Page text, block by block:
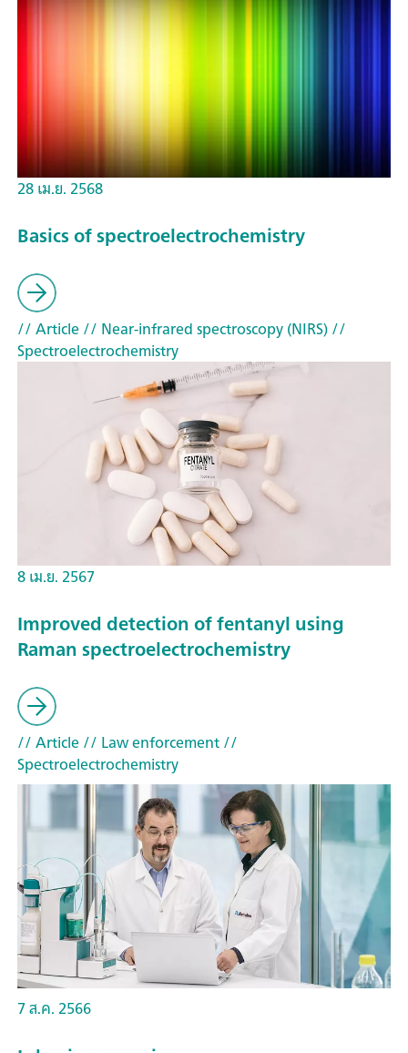
28 เม.ย. 2568
Basics of spectroelectrochemistry
// Article// Near-infrared spectroscopy (NIRS)//
Spectroelectrochemistry
8 เม.ย. 2567
Improved detection of fentanyl using
Raman spectroelectrochemistry
// Article// Law enforcement//
Spectroelectrochemistry
7 ส.ค. 2566